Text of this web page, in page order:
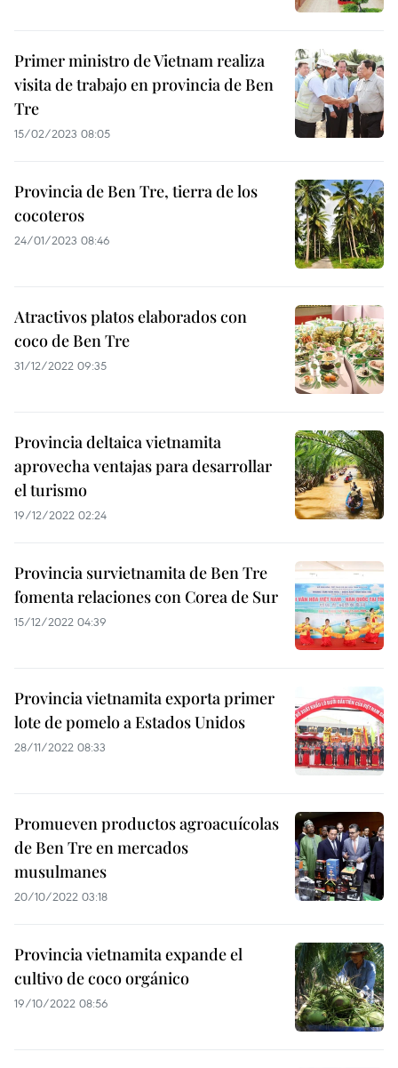
Primer ministro de Vietnam realiza
visita de trabajo en provincia de Ben
Tre
15/02/2023 08:05
Provincia de Ben Tre, tierra de los
cocoteros
24/01/2023 08:46
Atractivos platos elaborados con
coco de Ben Tre
31/12/2022 09:35
Provincia deltaica vietnamita
aprovecha ventajas para desarrollar
el turismo
19/12/2022 02:24
Provincia survietnamita de Ben Tre
fomenta relaciones con Corea de Sur
15/12/2022 04:39
Provincia vietnamita exporta primer
lote de pomelo a Estados Unidos
28/11/2022 08:33
Promueven productos agroacuícolas
de Ben Tre en mercados
musulmanes
20/10/2022 03:18
Provincia vietnamita expande el
cultivo de coco orgánico
19/10/2022 08:56